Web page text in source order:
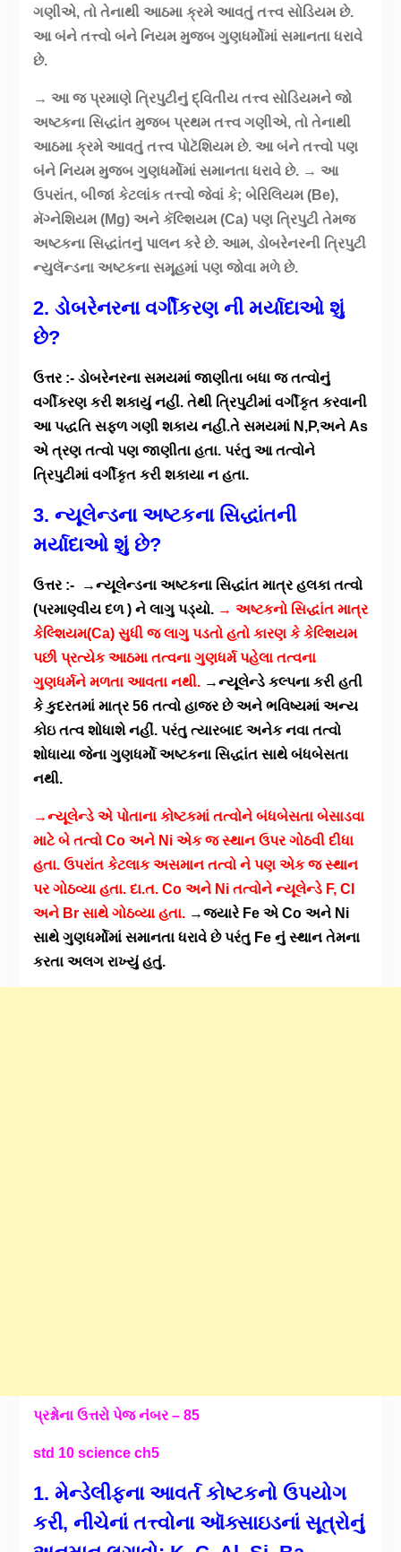
ગણીએ, તો તેનાથી આઠમા ક્રમે આવતું તત્ત્વ સોડિયમ છે.
આ બંને તત્ત્વો બંને નિયમ મુજબ ગુણધર્મોમાં સમાનતા ધરાવે
છે.
→ આ જ પ્રમાણે ત્રિપુટીનું દ્વિતીય તત્ત્વ સોડિયમને જો
અષ્ટકના સિદ્ધાંત મુજબ પ્રથમ તત્ત્વ ગણીએ, તો તેનાથી
આઠમા ક્રમે આવતું તત્ત્વ પોટૅશિયમ છે. આ બંને તત્ત્વો પણ
બંને નિયમ મુજબ ગુણધર્મોમાં સમાનતા ધરાવે છે. → આ
ઉપરાંત, બીજાં કેટલાંક તત્ત્વો જેવાં કે; બેરિલિયમ (Be),
મૅગ્નેશિયમ (Mg) અને કૅલ્શિયમ (Ca) પણ ત્રિપુટી તેમજ
અષ્ટકના સિદ્ધાંતનું પાલન કરે છે. આમ, ડોબરેનરની ત્રિપુટી
ન્યુલૅન્ડના અષ્ટકના સમૂહમાં પણ જોવા મળે છે.
2. ડોબરેનરના વર્ગીકરણ ની મર્યાદાઓ શું
છે?
ઉત્તર :- ડોબરેનરના સમયમાં જાણીતા બધા જ તત્વોનું
વર્ગીકરણ કરી શકાયું નહીં. તેથી ત્રિપુટીમાં વર્ગીકૃત કરવાની
આ પદ્ધતિ સફળ ગણી શકાય નહીં.તે સમયમાં N,P,અને As
એ ત્રણ તત્વો પણ જાણીતા હતા. પરંતુ આ તત્વોને
ત્રિપુટીમાં વર્ગીકૃત કરી શકાયા ન હતા.
3. ન્યૂલેન્ડનાઅષ્ટકના સિદ્ધાંતની
મર્યાદાઓ શું છે?
ઉત્તર :- →ન્યૂલેન્ડના અષ્ટકના સિદ્ધાંત માત્ર હલકા તત્વો
(પરમાણ્વીય દળ ) ને લાગુ પડ્યો. → અષ્ટકનો સિદ્ધાંત માત્ર
કેલ્શિયમ(Ca) સુધી જ લાગુ પડતો હતો કારણ કે કેલ્શિયમ
પછી પ્રત્યેક આઠમા તત્વના ગુણધર્મ પહેલા તત્વના
ગુણધર્મને મળતા આવતા નથી.→ન્યૂલેન્ડે કલ્પના કરી હતી
કે કુદરતમાં માત્ર 56 તત્વો હાજર છે અને ભવિષ્યમાં અન્ય
કોઇ તત્વ શોધાશે નહીં. પરંતુ ત્યારબાદ અનેક નવા તત્વો
શોધાયા જેના ગુણધર્મો અષ્ટકના સિદ્ધાંત સાથે બંધબેસતા
નથી.
→ન્યૂલેન્ડે એ પોતાના કોષ્ટકમાં તત્વોને બંધબેસતા બેસાડવા
માટે બે તત્વો Co અને Ni એક જ સ્થાન ઉપર ગોઠવી દીધા
હતા. ઉપરાંત કેટલાક અસમાન તત્વો ને પણ એક જ સ્થાન
પર ગોઠવ્યા હતા. દા.ત. Co અને Ni તત્વોને ન્યૂલેન્ડે F, Cl
અને Br સાથે ગોઠવ્યા હતા.→જ્યારે Fe એ Co અને Ni
સાથે ગુણધર્મોમાં સમાનતા ધરાવે છે પરંતુ Fe નું સ્થાન તેમના
કરતા અલગ રાખ્યું હતું.
પ્રશ્નોના ઉત્તરો પેજ નંંબર – 85
std 10 science ch5
1. મેન્ડેલીફના આવર્ત કોષ્ટકનો ઉપયોગ
કરી, નીચેનાં તત્ત્વોના ઑક્સાઇડનાં સૂત્રોનું